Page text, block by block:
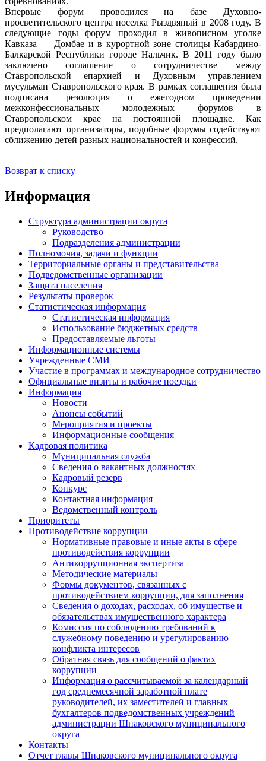
Впервые форум проводился на базе Духовно-
просветительского центра поселка Рыздвяный в 2008 году. В
следующие годы форум проходил в живописном уголке
Кавказа — Домбае и в курортной зоне столицы Кабардино-
Балкарской Республики городе Нальчик. В 2011 году было
заключено соглашение о сотрудничестве между
Ставропольской епархией и Духовным управлением
мусульман Ставропольского края. В рамках соглашения была
подписана резолюция о ежегодном проведении
межконфессиональных молодежных форумов в
Ставропольском крае на постоянной площадке. Как
предполагают организаторы, подобные форумы содействуют
сближению детей разных национальностей и конфессий.
Возврат к списку
Информация
Структура администрации округа
Руководство
Подразделения администрации
Полномочия, задачи и функции
Территориальные органы и представительства
Подведомственные организации
Защита населения
Результаты проверок
Статистическая информация
Статистическая информация
Использование бюджетных средств
Предоставляемые льготы
Информационные системы
Учрежденные СМИ
Участие в программах и международное сотрудничество
Официальные визиты и рабочие поездки
Информация
Новости
Анонсы событий
Мероприятия и проекты
Информационные сообщения
Кадровая политика
Муниципальная служба
Сведения о вакантных должностях
Кадровый резерв
Конкурс
Контактная информация
Ведомственный контроль
Приоритеты
Противодействие коррупции
Нормативные правовые и иные акты в сфере
противодействия коррупции
Антикоррупционная экспертиза
Методические материалы
Формы документов, связанных с
противодействием коррупции, для заполнения
Сведения о доходах, расходах, об имуществе и
обязательствах имущественного характера
Комиссия по соблюдению требований к
служебному поведению и урегулированию
конфликта интересов
Обратная связь для сообщений о фактах
коррупции
Информация о рассчитываемой за календарный
год среднемесячной заработной плате
руководителей, их заместителей и главных
бухгалтеров подведомственных учреждений
администрации Шпаковского муниципального
округа
Контакты
Отчет главы Шпаковского муниципального округа